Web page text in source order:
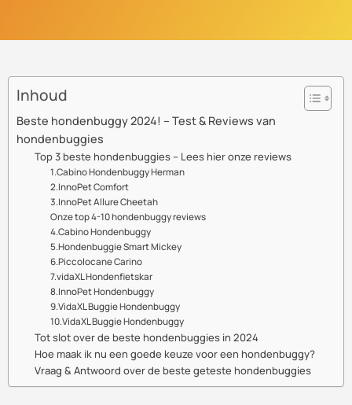
Inhoud
Beste hondenbuggy 2024! – Test & Reviews van
hondenbuggies
Top 3 beste hondenbuggies – Lees hier onze reviews
1.Cabino Hondenbuggy Herman
2.InnoPet Comfort
3.InnoPet Allure Cheetah
Onze top 4-10 hondenbuggy reviews
4.Cabino Hondenbuggy
5.Hondenbuggie Smart Mickey
6.Piccolocane Carino
7.vidaXL Hondenfietskar
8.InnoPet Hondenbuggy
9.VidaXL Buggie Hondenbuggy
10.VidaXL Buggie Hondenbuggy
Tot slot over de beste hondenbuggies in 2024
Hoe maak ik nu een goede keuze voor een hondenbuggy?
Vraag & Antwoord over de beste geteste hondenbuggies